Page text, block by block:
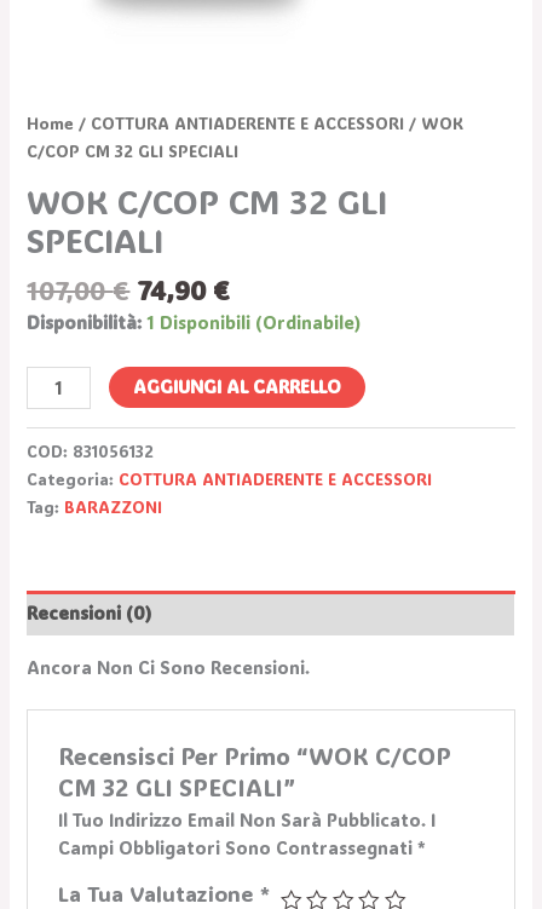
Home / COTTURA ANTIADERENTE E ACCESSORI / WOK
C/COP CM 32 GLI SPECIALI
WOK C/COP CM 32 GLI
SPECIALI
107,00€ 74,90 €
Disponibilità: 1 Disponibili (ordinabile)
AGGIUNGI AL CARRELLO
COD: 831056132
Categoria: COTTURA ANTIADERENTE E ACCESSORI
Tag: BARAZZONI
Recensioni (0)
Ancora Non Ci Sono Recensioni.
Recensisci Per Primo “WOK C/COP
CM 32 GLI SPECIALI”
Il Tuo Indirizzo Email Non Sarà Pubblicato. I
Campi Obbligatori Sono Contrassegnati *
La Tua Valutazione *